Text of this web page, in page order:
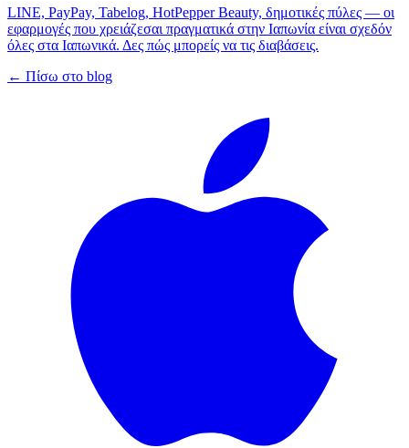
LINE, PayPay, Tabelog, HotPepper Beauty, δημοτικές πύλες — οι
εφαρμογές που χρειάζεσαι πραγματικά στην Ιαπωνία είναι σχεδόν
όλες στα Ιαπωνικά. Δες πώς μπορείς να τις διαβάσεις.
← Πίσω στο blog